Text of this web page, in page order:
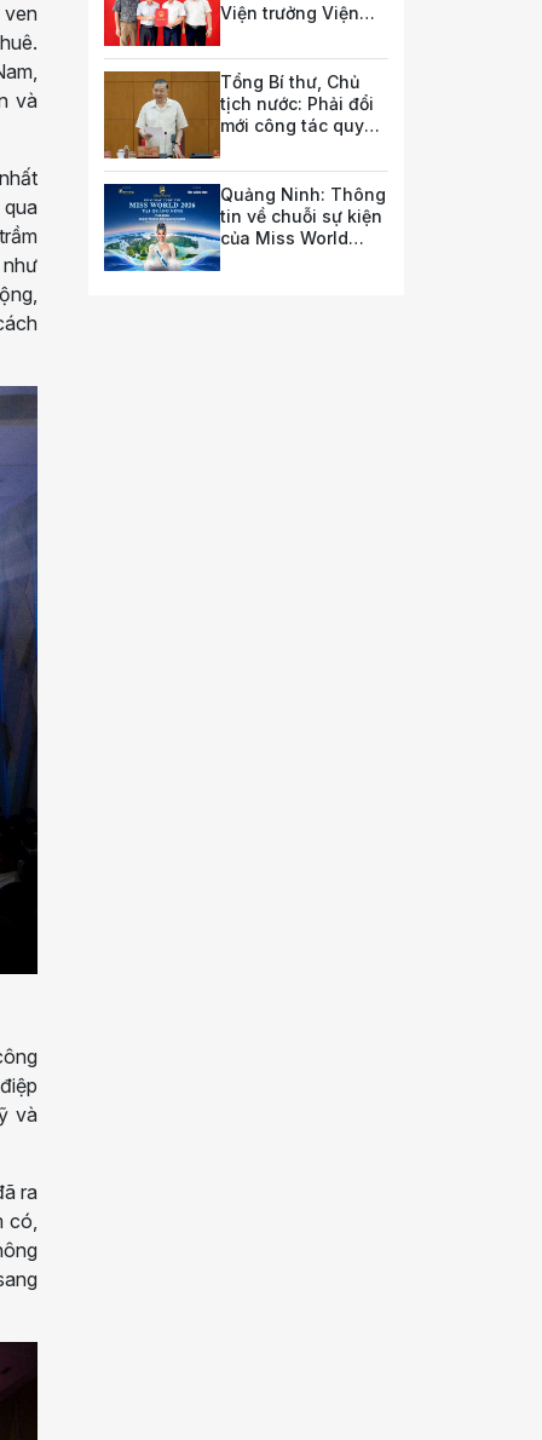
ven
và
và
ra
có,
Viện trưởng Viện
luật và chính sách
doanh nghiệp
Tổng Bí thư, Chủ
tịch nước: Phải đổi
mới công tác quy
phát triển hạ tầng
Quảng Ninh: Thông
tin về chuỗi sự kiện
của Miss World